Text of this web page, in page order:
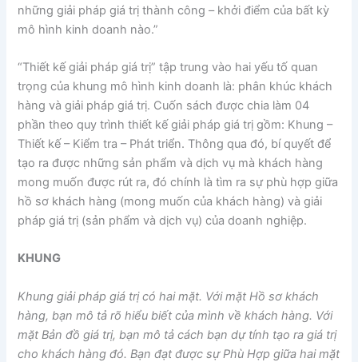
những giải pháp giá trị thành công – khởi điểm của bất kỳ
mô hình kinh doanh nào.”
“Thiết kế giải pháp giá trị” tập trung vào hai yếu tố quan
trọng của khung mô hình kinh doanh là: phân khúc khách
hàng và giải pháp giá trị. Cuốn sách được chia làm 04
phần theo quy trình thiết kế giải pháp giá trị gồm: Khung –
Thiết kế – Kiểm tra – Phát triển. Thông qua đó, bí quyết để
tạo ra được những sản phẩm và dịch vụ mà khách hàng
mong muốn được rút ra, đó chính là tìm ra sự phù hợp giữa
hồ sơ khách hàng (mong muốn của khách hàng) và giải
pháp giá trị (sản phẩm và dịch vụ) của doanh nghiệp.
KHUNG
Khung giải pháp giá trị có hai mặt. Với mặt Hồ sơ khách
hàng, bạn mô tả rõ hiểu biết của mình về khách hàng. Với
mặt Bản đồ giá trị, bạn mô tả cách bạn dự tính tạo ra giá trị
cho khách hàng đó. Bạn đạt được sự Phù Hợp giữa hai mặt